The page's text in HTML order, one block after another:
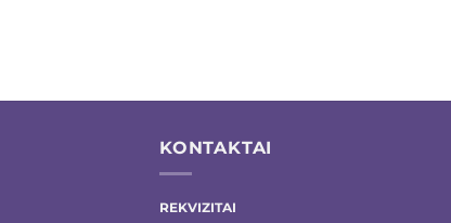
KONTAKTAI
REKVIZITAI